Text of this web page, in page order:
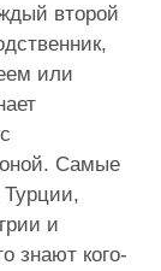
второй
или
Самые
Турции,
и
знают кого-